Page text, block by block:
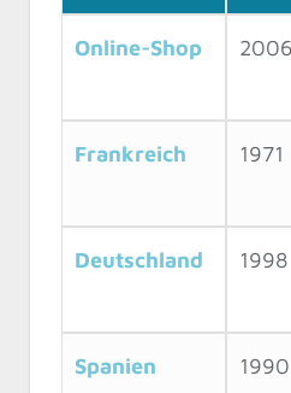
Online-Shop 2006
Frankreich 1971
Deutschland 1998
Spanien 1990